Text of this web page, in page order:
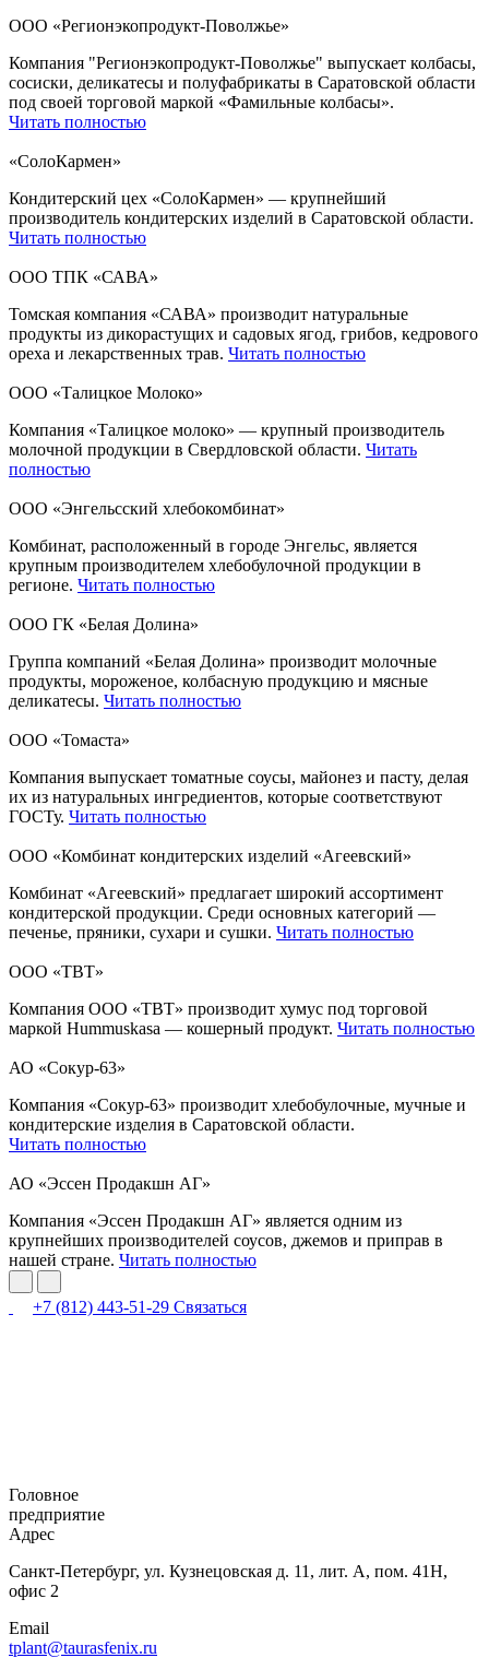
ООО «Регионэкопродукт-Поволжье»
Компания "Регионэкопродукт-Поволжье" выпускает колбасы,
сосиски, деликатесы и полуфабрикаты в Саратовской области
под своей торговой маркой «Фамильные колбасы».
Читать полностью
«СолоКармен»
Кондитерский цех «СолоКармен» — крупнейший
производитель кондитерских изделий в Саратовской области.
Читать полностью
ООО ТПК «САВА»
Томская компания «САВА» производит натуральные
продукты из дикорастущих и садовых ягод, грибов, кедрового
ореха и лекарственных трав. Читать полностью
ООО «Талицкое Молоко»
Компания «Талицкое молоко» — крупный производитель
молочной продукции в Свердловской области. Читать
полностью
ООО «Энгельсский хлебокомбинат»
Комбинат, расположенный в городе Энгельс, является
крупным производителем хлебобулочной продукции в
регионе. Читать полностью
ООО ГК «Белая Долина»
Группа компаний «Белая Долина» производит молочные
продукты, мороженое, колбасную продукцию и мясные
деликатесы. Читать полностью
ООО «Томаста»
Компания выпускает томатные соусы, майонез и пасту, делая
их из натуральных ингредиентов, которые соответствуют
ГОСТу. Читать полностью
ООО «Комбинат кондитерских изделий «Агеевский»
Комбинат «Агеевский» предлагает широкий ассортимент
кондитерской продукции. Среди основных категорий —
печенье, пряники, сухари и сушки. Читать полностью
ООО «ТВТ»
Компания ООО «ТВТ» производит хумус под торговой
маркой Hummuskasa — кошерный продукт. Читать полностью
АО «Сокур-63»
Компания «Сокур-63» производит хлебобулочные, мучные и
кондитерские изделия в Саратовской области.
Читать полностью
АО «Эссен Продакшн АГ»
Компания «Эссен Продакшн АГ» является одним из
крупнейших производителей соусов, джемов и приправ в
нашей стране. Читать полностью
+7 (812) 443-51-29 Связаться
Головное
предприятие
Адрес
Санкт-Петербург, ул. Кузнецовская д. 11, лит. А, пом. 41Н,
офис 2
Email
tplant@taurasfenix.ru